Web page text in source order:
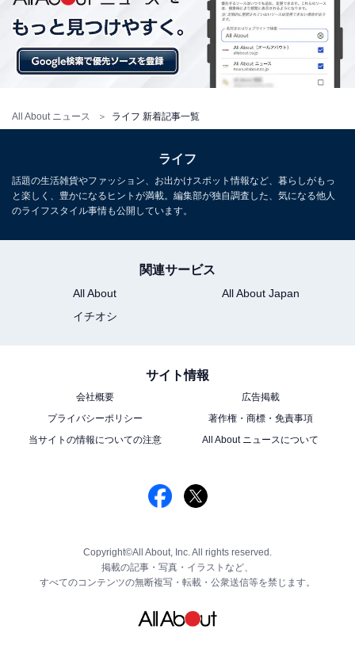
All About ニュース ライフ 新着記事一覧
ライフ
話題の生活雑貨やファッション、お出かけスポット情報など、暮らしがもっ
と楽しく、豊かになるヒントが満載。編集部が独自調査した、気になる他人
のライフスタイル事情も公開しています。
関連サービス
All About
All About Japan
イチオシ
サイト情報
会社概要
広告掲載
プライバシーポリシー
著作権・商標・免責事項
当サイトの情報についての注意
All About ニュースについて
Copyright©All About, Inc. All rights reserved.
掲載の記事・写真・イラストなど、
すべてのコンテンツの無断複写・転載・公衆送信等を禁じます。